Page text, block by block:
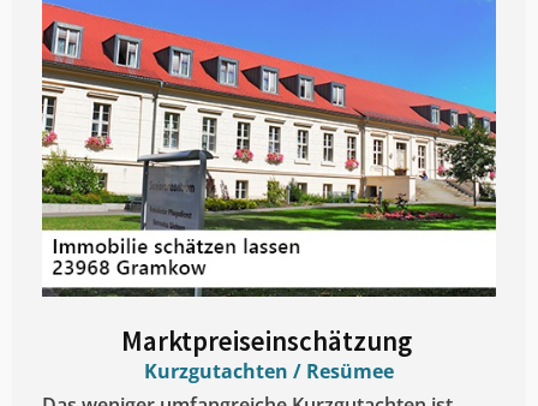
Marktpreiseinschätzung ​
Kurzgutachten / Resümee